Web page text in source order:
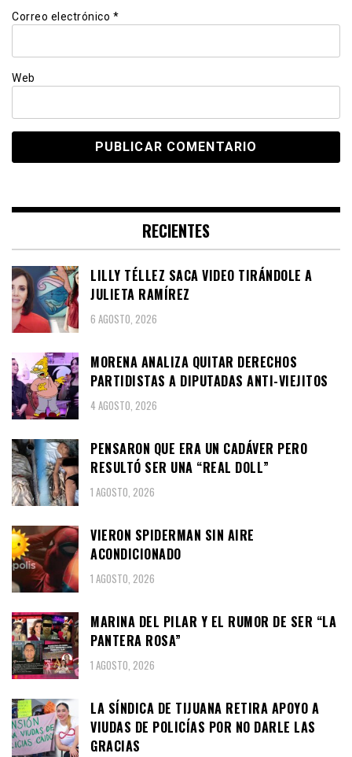
Correo electrónico *
Web
RECIENTES
LILLY TÉLLEZ SACA VIDEO TIRÁNDOLE A
JULIETA RAMÍREZ
6 AGOSTO, 2026
MORENA ANALIZA QUITAR DERECHOS
PARTIDISTAS A DIPUTADAS ANTI-VIEJITOS
4 AGOSTO, 2026
PENSARON QUE ERA UN CADÁVER PERO
RESULTÓ SER UNA “REAL DOLL”
1 AGOSTO, 2026
VIERON SPIDERMAN SIN AIRE
ACONDICIONADO
1 AGOSTO, 2026
MARINA DEL PILAR Y EL RUMOR DE SER “LA
PANTERA ROSA”
1 AGOSTO, 2026
LA SÍNDICA DE TIJUANA RETIRA APOYO A
VIUDAS DE POLICÍAS POR NO DARLE LAS
GRACIAS